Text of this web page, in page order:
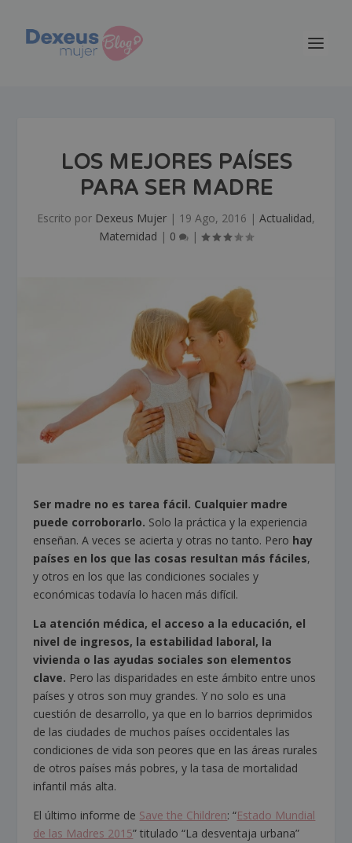
LOS MEJORES PAÍSES
PARA SER MADRE
Escrito por Dexeus Mujer | 19 Ago, 2016 | Actualidad,
Maternidad | 0 |
Ser madre no es tarea fácil. Cualquier madre
puede corroborarlo. Solo la práctica y la experiencia
enseñan. A veces se acierta y otras no tanto. Pero hay
países en los que las cosas resultan más fáciles,
y otros en los que las condiciones sociales y
económicas todavía lo hacen más difícil.
La atención médica, el acceso a la educación, el
nivel de ingresos, la estabilidad laboral, la
vivienda o las ayudas sociales son elementos
clave. Pero las disparidades en este ámbito entre unos
países y otros son muy grandes. Y no solo es una
cuestión de desarrollo, ya que en lo barrios deprimidos
de las ciudades de muchos países occidentales las
condiciones de vida son peores que en las áreas rurales
de otros países más pobres, y la tasa de mortalidad
infantil más alta.
El último informe de Save the Children: “Estado Mundial
de las Madres 2015” titulado “La desventaja urbana”